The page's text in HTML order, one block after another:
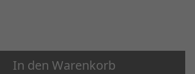
In den Warenkorb